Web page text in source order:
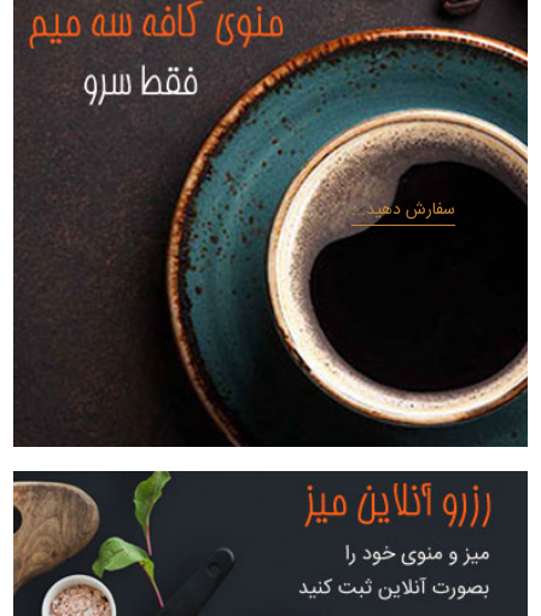
سفارش دهید...